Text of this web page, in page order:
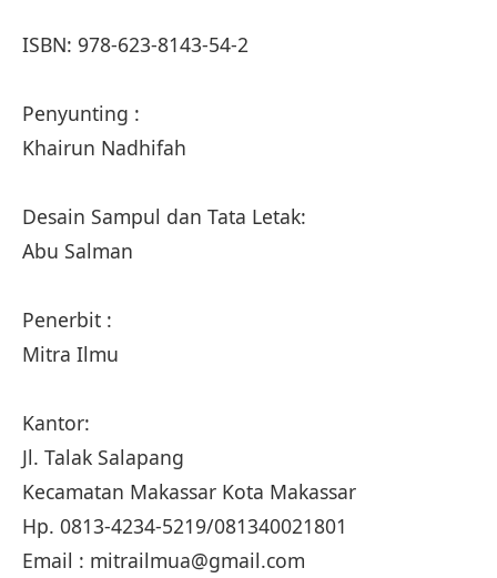
ISBN: 978-623-8143-54-2
Penyunting :
Khairun Nadhifah
Desain Sampul dan Tata Letak:
Abu Salman
Penerbit :
Mitra Ilmu
Kantor:
Jl. Talak Salapang
Kecamatan Makassar Kota Makassar
Hp. 0813-4234-5219/081340021801
Email : mitrailmua@gmail.com